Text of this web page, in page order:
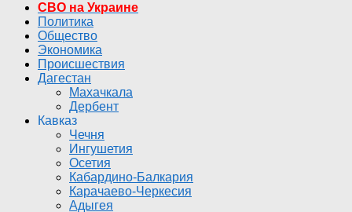
СВО на Украине
Политика
Общество
Экономика
Происшествия
Дагестан
Махачкала
Дербент
Кавказ
Чечня
Ингушетия
Осетия
Кабардино-Балкария
Карачаево-Черкесия
Адыгея